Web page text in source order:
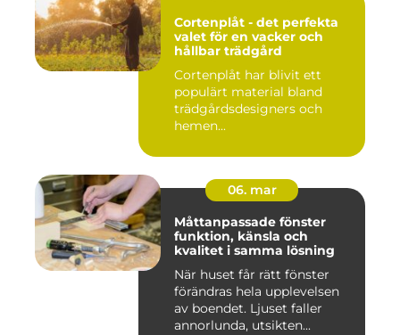
Cortenplåt - det perfekta
valet för en vacker och
hållbar trädgård
Cortenplåt har blivit ett
populärt material bland
trädgårdsdesigners och
hemen...
06. mar
Måttanpassade fönster
funktion, känsla och
kvalitet i samma lösning
När huset får rätt fönster
förändras hela upplevelsen
av boendet. Ljuset faller
annorlunda, utsikten...